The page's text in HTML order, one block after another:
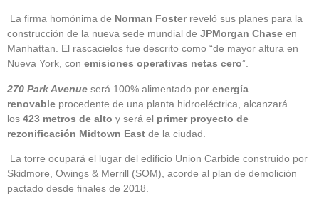
La firma homónima de Norman Fosterreveló sus planes para la
construcción de la nueva sede mundial de JPMorgan Chase en
Manhattan. El rascacielos fue descrito como “de mayor altura en
Nueva York, con emisiones operativas netas cero”.
270 Park Avenue será 100% alimentado por energía
renovable procedente de una planta hidroeléctrica, alcanzará
los 423 metros de alto y será el primer proyecto de
rezonificación Midtown East de la ciudad.
La torre ocupará el lugar del edificio Union Carbide construido por
Skidmore, Owings & Merrill (SOM), acorde al plan de demolición
pactado desde finales de 2018.